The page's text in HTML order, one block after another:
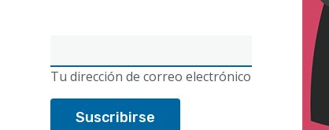
electrónico
Tu dirección de correo electrónico